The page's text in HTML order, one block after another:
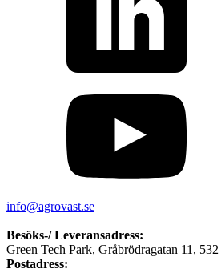
info@agrovast.se
Besöks-/ Leveransadress:
Green Tech Park, Gråbrödragatan 11,
Postadress: